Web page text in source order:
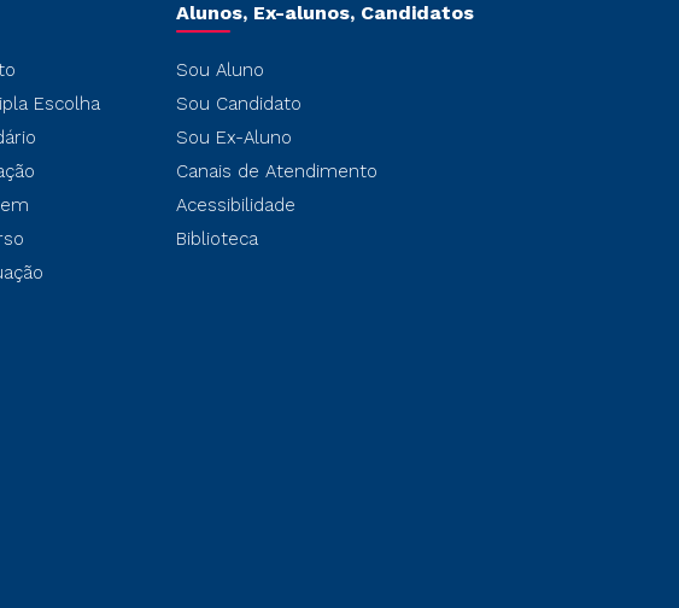
Escolha
Alunos, Ex-alunos, Candidatos
Sou Aluno
Sou Candidato
Sou Ex-Aluno
Canais de Atendimento
Acessibilidade
Biblioteca